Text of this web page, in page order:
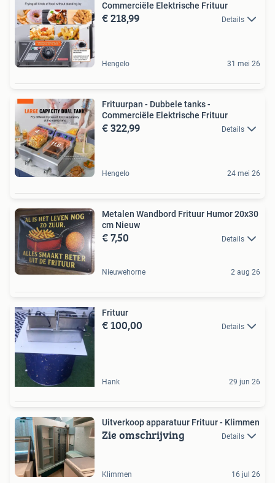
Commerciële Elektrische Frituur
€ 218,99 Details
Hengelo 31 mei 26
Frituurpan - Dubbele tanks -
Commerciële Elektrische Frituur
€ 322,99 Details
Hengelo 24 mei 26
Metalen Wandbord Frituur Humor 20x30
cm Nieuw
€ 7,50 Details
Nieuwehorne 2 aug 26
Frituur
€ 100,00 Details
Hank 29 jun 26
Uitverkoop apparatuur Frituur - Klimmen
Zie omschrijving Details
Klimmen 16 jul 26